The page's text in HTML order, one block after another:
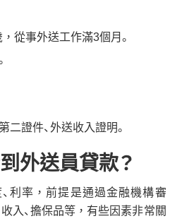
從事外送工作滿3個月。
二證件、外送收入證明。
外送員貸款？
利率，前提是通過金融機構審
入、擔保品等，有些因素非常關